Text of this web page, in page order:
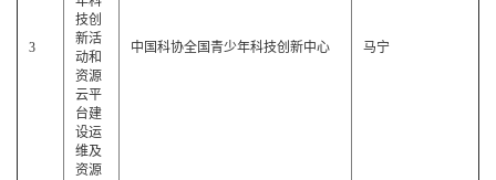
3
技创
新活
动和
资源
云平
台建
设运
维及
资源
中国科协全国青少年科技创新中心 马宁